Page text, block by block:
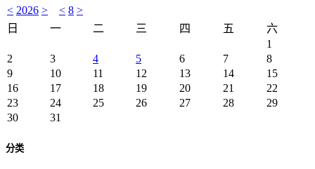
< 2026 > < 8 >
日
一 二 三 四 五
六
1
2
3 4 5 6 7
8
9
10 11 12 13 14
15
16
17 18 19 20 21
22
23
24 25 26 27 28
29
30
31
分类